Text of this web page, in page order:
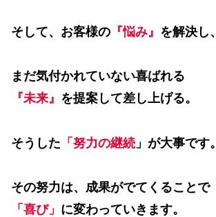
そして、お客様の 『悩み』 を解決し、
まだ気付かれていない喜ばれる
『未来』 を提案して差し上げる。
そうした 「努力の継続 」が大事です。
その努力は、成果がでてくることで
「喜び」 に変わっていきます。